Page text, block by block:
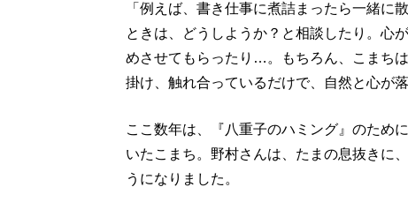
「例えば、書き仕事に煮詰まったら一緒に
ときは、どうしようか？と相談したり。心
めさせてもらったり…。もちろん、こまち
掛け、触れ合っているだけで、自然と心が
ここ数年は、『八重子のハミング』のため
いたこまち。野村さんは、たまの息抜きに
うになりました。